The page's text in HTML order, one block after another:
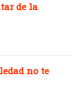
de la
no te